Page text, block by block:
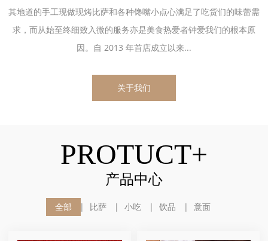
其地道的手工现做现烤比萨和各种馋嘴小点心满足了吃货们的味蕾需
求，而从始至终细致入微的服务亦是美食热爱者钟爱我们的根本原
因。自 2013 年首店成立以来...
关于我们
PROTUCT+
产品中心
全部 比萨 小吃 饮品 意面